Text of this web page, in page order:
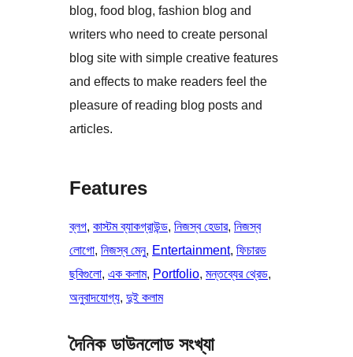
blog, food blog, fashion blog and
writers who need to create personal
blog site with simple creative features
and effects to make readers feel the
pleasure of reading blog posts and
articles.
Features
ব্লগ, কাস্টম ব্যাকগ্রাউন্ড, নিজস্ব হেডার, নিজস্ব
লোগো, নিজস্ব মেনু, Entertainment, ফিচারড
ছবিগুলো, এক কলাম, Portfolio, মন্তব্যের থ্রেড
অনুবাদযোগ্য, দুই কলাম
দৈনিক ডাউনলোড সংখ্যা